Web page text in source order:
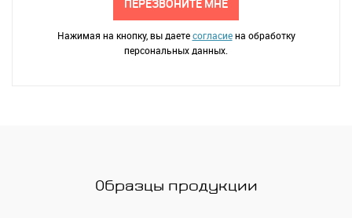
Нажимая на кнопку, вы даетесогласиена обработку
персональных данных.
Образцы продукции